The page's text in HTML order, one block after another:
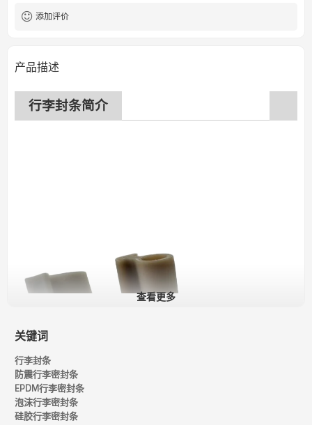
添加评价
产品描述
行李封条简介
查看更多
关键词
行李封条
防震行李密封条
EPDM行李密封条
泡沫行李密封条
硅胶行李密封条